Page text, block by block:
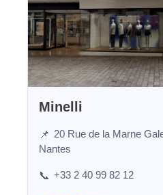
Minelli
📌 20 Rue de la Marne
Nantes
📞 +33 2 40 99 82 12